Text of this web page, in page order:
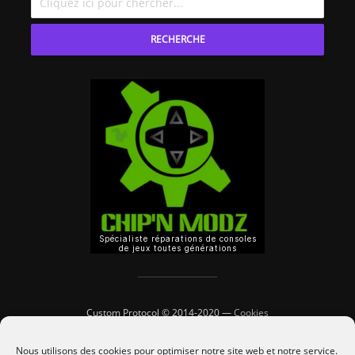
Nous utilisons des cookies pour optimiser notre site web et notre service.
RECHERCHE
Custom Protocol © 2014-2020 —Cookies